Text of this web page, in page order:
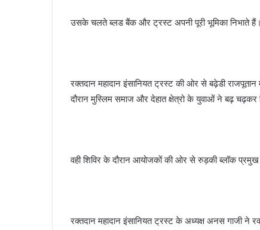
उसके चलते ब्लड बैंक और ट्रस्ट अपनी पूरी भूमिका निभाते
रक्तदान महादान इंसानियत ट्रस्ट की ओर से बढ़ेडी राजपूतान
दौरान मुस्लिम समाज और देहात क्षेत्रो के युवाओं ने बढ़ चढ़कर
वही शिविर के दौरान आयोजकों की ओर से रुड़की ब्लॉक प्रमुख
रक्तदान महादान इंसानियत ट्रस्ट के अध्यक्ष अनस गाजी